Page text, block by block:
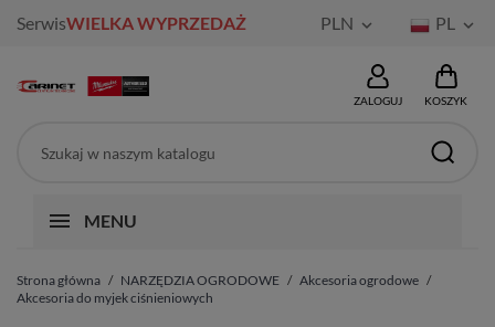
SerwisWIELKA WYPRZEDAŻ PLN  PL 
ZALOGUJ KOSZYK
MENU
Strona główna NARZĘDZIA OGRODOWE
Akcesoria ogrodowe
Akcesoria do myjek ciśnieniowych